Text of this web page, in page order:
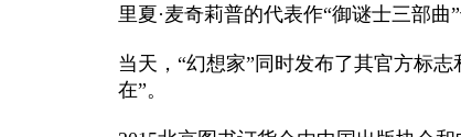
里夏·麦奇莉普的代表作“御谜士三部曲
当天， “幻想家”同时发布了其官方标
在”。